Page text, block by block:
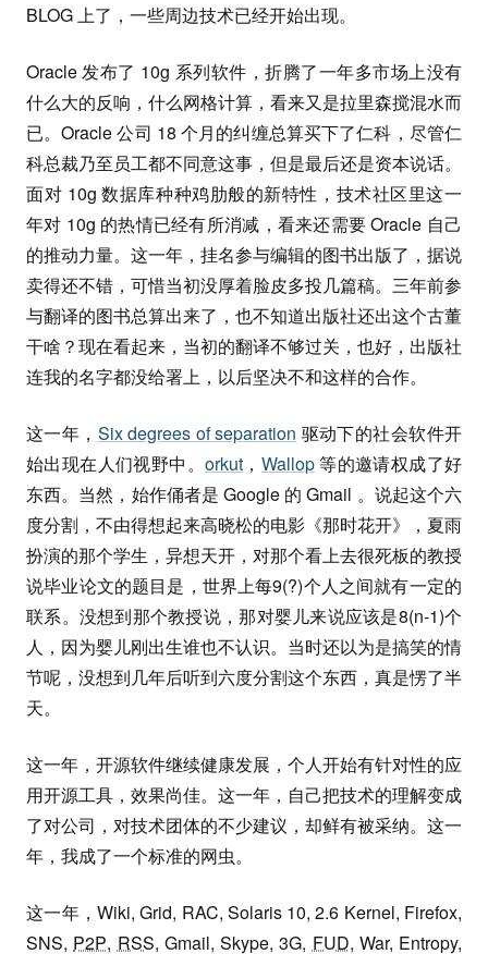
BLOG 上了，一些周边技术已经开始出现。
Oracle 发布了 10g 系列软件，折腾了一年多市场上没有
什么大的反响，什么网格计算，看来又是拉里森搅混水而
已。Oracle 公司 18 个月的纠缠总算买下了仁科，尽管仁
科总裁乃至员工都不同意这事，但是最后还是资本说话。
面对 10g 数据库种种鸡肋般的新特性，技术社区里这一
年对 10g 的热情已经有所消减，看来还需要 Oracle 自己
的推动力量。这一年，挂名参与编辑的图书出版了，据说
卖得还不错，可惜当初没厚着脸皮多投几篇稿。三年前参
与翻译的图书总算出来了，也不知道出版社还出这个古董
干啥？现在看起来，当初的翻译不够过关，也好，出版社
连我的名字都没给署上，以后坚决不和这样的合作。
这一年， Six degrees of separation 驱动下的社会软件开
始出现在人们视野中。 orkut ， Wallop等的邀请权成了好
东西。当然，始作俑者是 Google 的 Gmail 。说起这个六
度分割，不由得想起来高晓松的电影《那时花开》，夏雨
扮演的那个学生，异想天开，对那个看上去很死板的教授
说毕业论文的题目是，世界上每9(?)个人之间就有一定的
联系。没想到那个教授说，那对婴儿来说应该是8(n-1)个
人，因为婴儿刚出生谁也不认识。当时还以为是搞笑的情
节呢，没想到几年后听到六度分割这个东西，真是愣了半
天。
这一年，开源软件继续健康发展，个人开始有针对性的应
用开源工具，效果尚佳。这一年，自己把技术的理解变成
了对公司，对技术团体的不少建议，却鲜有被采纳。这一
年，我成了一个标准的网虫。
这一年，Wiki, Grid, RAC, Solaris 10, 2.6 Kernel, Firefox,
SNS, P2P, RSS, Gmail, Skype, 3G, FUD, War, Entropy,